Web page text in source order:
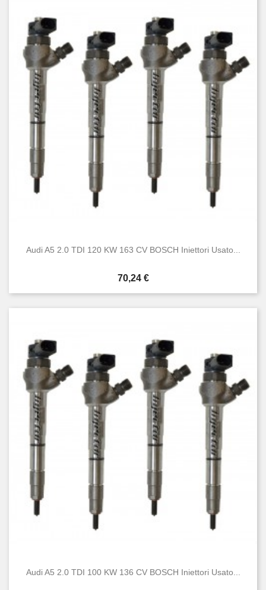
Audi A5 2.0 TDI 120 KW 163 CV BOSCH Iniettori Usato...
Prezzo
70,24 €
Audi A5 2.0 TDI 100 KW 136 CV BOSCH Iniettori Usato...